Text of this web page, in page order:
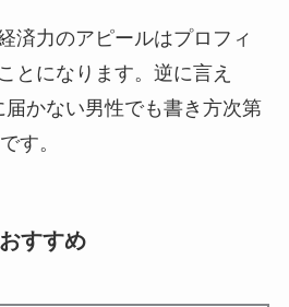
済力のアピールはプロフィ
とになります。逆に言え
かない男性でも書き方次第
す。
すすめ